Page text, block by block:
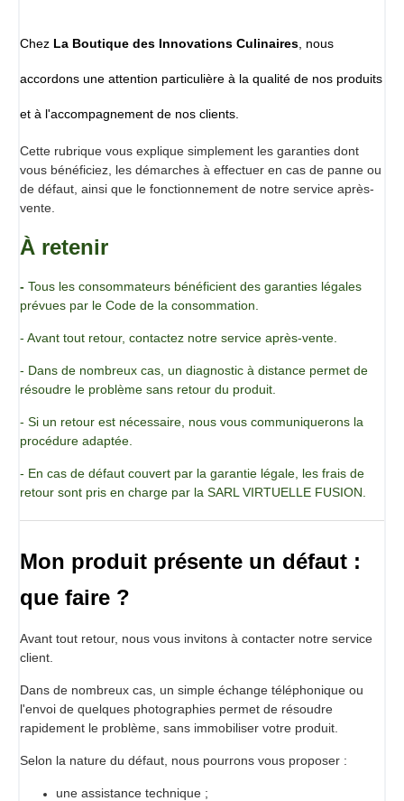
Chez La Boutique des Innovations Culinaires , nous
accordons une attention particulière à la qualité de nos produits
et à l'accompagnement de nos clients.
Cette rubrique vous explique simplement les garanties dont
vous bénéficiez, les démarches à effectuer en cas de panne ou
de défaut, ainsi que le fonctionnement de notre service après-
vente.
À retenir
- Tous les consommateurs bénéficient des garanties légales
prévues par le Code de la consommation.
- Avant tout retour, contactez notre service après-vente.
- Dans de nombreux cas, un diagnostic à distance permet de
résoudre le problème sans retour du produit.
- Si un retour est nécessaire, nous vous communiquerons la
procédure adaptée.
- En cas de défaut couvert par la garantie légale, les frais de
retour sont pris en charge par la SARL VIRTUELLE FUSION.
Mon produit présente un défaut :
que faire ?
Avant tout retour, nous vous invitons à contacter notre service
client.
Dans de nombreux cas, un simple échange téléphonique ou
l'envoi de quelques photographies permet de résoudre
rapidement le problème, sans immobiliser votre produit.
Selon la nature du défaut, nous pourrons vous proposer :
une assistance technique ;